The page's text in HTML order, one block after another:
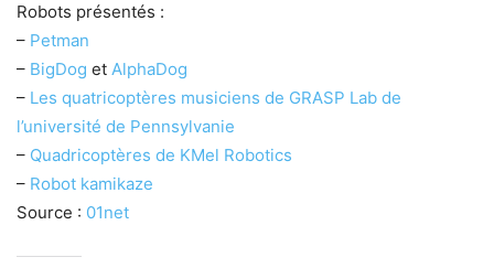
Robots présentés :
– Petman
– BigDog et AlphaDog
– Les quatricoptères musiciens de GRASP Lab de
l’université de Pennsylvanie
– Quadricoptères de KMel Robotics
– Robot kamikaze
Source : 01net